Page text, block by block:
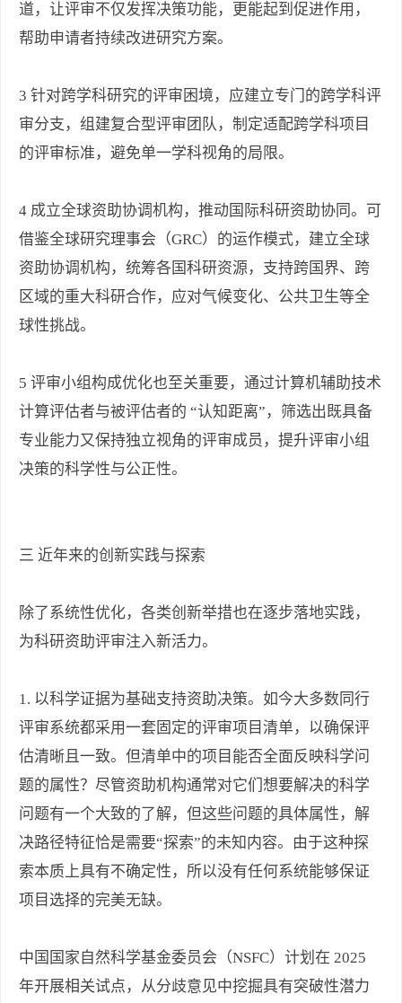
道，让评审不仅发挥决策功能，更能起到促进作用，
帮助申请者持续改进研究方案。
3 针对跨学科研究的评审困境，应建立专门的跨学科评
审分支，组建复合型评审团队，制定适配跨学科项目
的评审标准，避免单一学科视角的局限。
4 成立全球资助协调机构，推动国际科研资助协同。可
借鉴全球研究理事会（GRC）的运作模式，建立全球
资助协调机构，统筹各国科研资源，支持跨国界、跨
区域的重大科研合作，应对气候变化、公共卫生等全
球性挑战。
5 评审小组构成优化也至关重要，通过计算机辅助技术
计算评估者与被评估者的 “认知距离”，筛选出既具备
专业能力又保持独立视角的评审成员，提升评审小组
决策的科学性与公正性。
三 近年来的创新实践与探索
除了系统性优化，各类创新举措也在逐步落地实践，
为科研资助评审注入新活力。
1. 以科学证据为基础支持资助决策。如今大多数同行
评审系统都采用一套固定的评审项目清单，以确保评
估清晰且一致。但清单中的项目能否全面反映科学问
题的属性？尽管资助机构通常对它们想要解决的科学
问题有一个大致的了解，但这些问题的具体属性，解
决路径特征恰是需要“探索”的未知内容。由于这种探
索本质上具有不确定性，所以没有任何系统能够保证
项目选择的完美无缺。
中国国家自然科学基金委员会（NSFC）计划在 2025
年开展相关试点，从分歧意见中挖掘具有突破性潜力